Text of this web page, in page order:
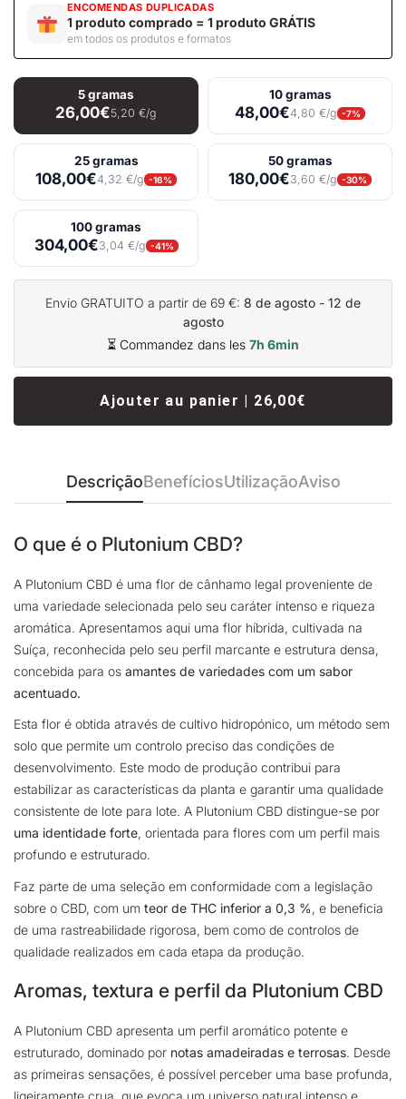
ENCOMENDAS DUPLICADAS
1 produto comprado = 1 produto GRÁTIS
em todos os produtos e formatos
5 gramas
26,00€5,20 €/g
10 gramas
48,00€4,80 €/g -7%
25 gramas
108,00€4,32 €/g -16%
50 gramas
180,00€3,60 €/g -30%
100 gramas
304,00€3,04 €/g -41%
Envio GRATUITO a partir de 69 €: 8 de agosto - 12 de
agosto
⏳ Commandez dans les 7h 6min
Ajouter au panier | 26,00€
DescriçãoBenefíciosUtilizaçãoAviso
O que é o Plutonium CBD?
A Plutonium CBD é uma flor de cânhamo legal proveniente de
uma variedade selecionada pelo seu caráter intenso e riqueza
aromática. Apresentamos aqui uma flor híbrida, cultivada na
Suíça, reconhecida pelo seu perfil marcante e estrutura densa,
concebida para os amantes de variedades com um sabor
acentuado.
Esta flor é obtida através de cultivo hidropónico, um método sem
solo que permite um controlo preciso das condições de
desenvolvimento. Este modo de produção contribui para
estabilizar as características da planta e garantir uma qualidade
consistente de lote para lote. A Plutonium CBD distingue-se por
uma identidade forte, orientada para flores com um perfil mais
profundo e estruturado.
Faz parte de uma seleção em conformidade com a legislação
sobre o CBD, com um teor de THC inferior a 0,3 %, e beneficia
de uma rastreabilidade rigorosa, bem como de controlos de
qualidade realizados em cada etapa da produção.
Aromas, textura e perfil da Plutonium CBD
A Plutonium CBD apresenta um perfil aromático potente e
estruturado, dominado por notas amadeiradas e terrosas. Desde
as primeiras sensações, é possível perceber uma base profunda,
ligeiramente crua, que evoca um universo natural intenso e